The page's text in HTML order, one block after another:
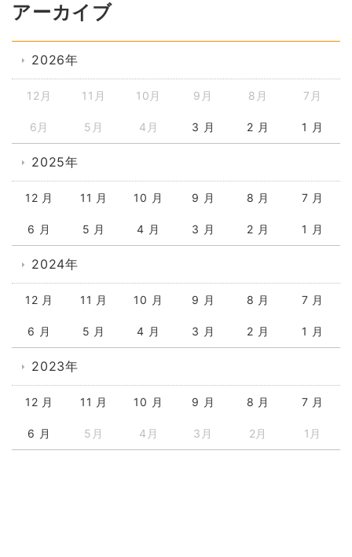
アーカイブ
2026年
12月 11月 10月 9月 8月 7月
6月 5月 4月 3 月 2 月 1 月
2025年
12 月 11 月 10 月 9 月 8 月 7 月
6 月 5 月 4 月 3 月 2 月 1 月
2024年
12 月 11 月 10 月 9 月 8 月 7 月
6 月 5 月 4 月 3 月 2 月 1 月
2023年
12 月 11 月 10 月 9 月 8 月 7 月
6 月 5月 4月 3月 2月 1月